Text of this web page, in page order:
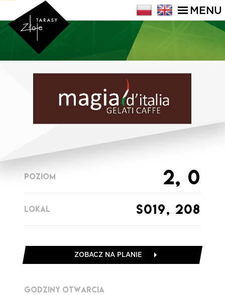
MENU
POZIOM 2, 0
LOKAL s019, 208
ZOBACZ NA PLANIE
GODZINY OTWARCIA